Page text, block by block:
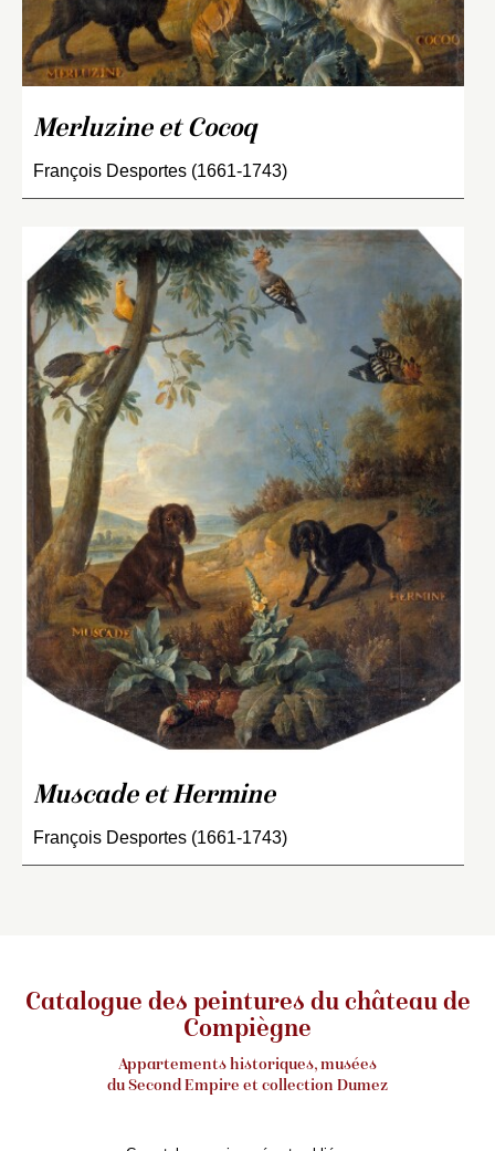
Merluzine et Cocoq
François Desportes (1661-1743)
Muscade et Hermine
François Desportes (1661-1743)
Catalogue des peintures du château de
Compiègne
Appartements historiques, musées
du Second Empire et collection Dumez